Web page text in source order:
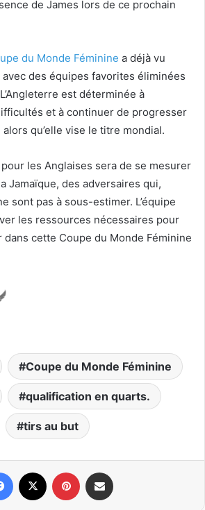
de James lors de ce prochain
du Monde Féminine a déjà vu
des équipes favorites éliminées
est déterminée à
et à continuer de progresser
qu’elle vise le titre mondial.
les Anglaises sera de se mesurer
Jamaïque, des adversaires qui,
sont pas à sous-estimer. L’équipe
les ressources nécessaires pour
dans cette Coupe du Monde Féminine
Coupe du Monde Féminine
qualification en quarts.
tirs au but